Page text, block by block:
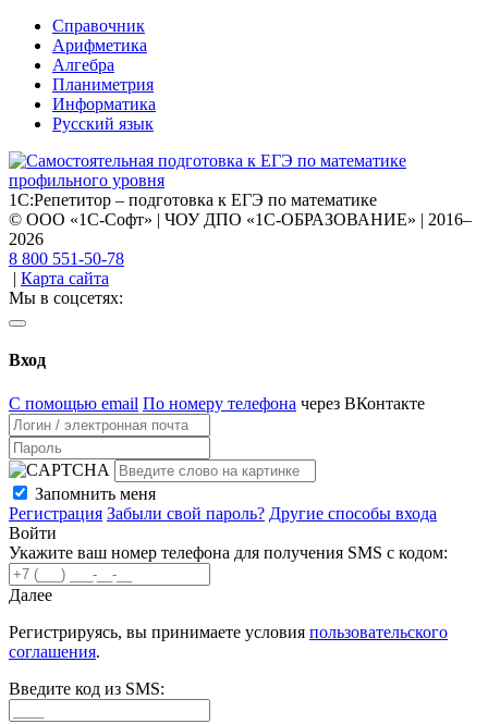
Справочник
Арифметика
Алгебра
Планиметрия
Информатика
Русский язык
1С:Репетитор – подготовка к ЕГЭ по математике
© ООО «1С-Софт» | ЧОУ ДПО «1С-ОБРАЗОВАНИЕ» | 2016–
2026
8 800 551-50-78
| Карта сайта
Мы в соцсетях:
Вход
С помощью email По номеру телефона через ВКонтакте
Запомнить меня
Регистрация Забыли свой пароль? Другие способы входа
Войти
Укажите ваш номер телефона для получения SMS с кодом:
Далее
Регистрируясь, вы принимаете условия пользовательского
соглашения.
Введите код из SMS: